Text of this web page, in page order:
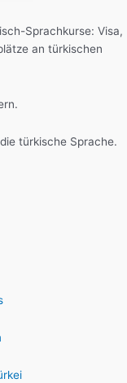
Sprachkurse: Visa,
an türkischen
türkische Sprache.